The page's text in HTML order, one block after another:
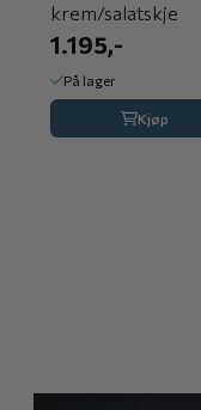
krem/salatskje
1.195,-
På lager
Kjøp